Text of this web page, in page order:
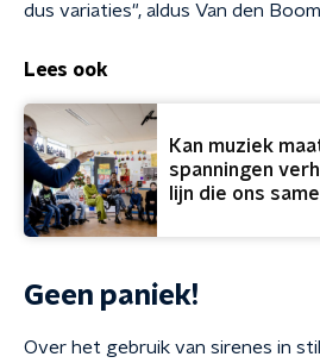
dus variaties", aldus Van den
Lees ook
Kan muziek
spanningen
lijn die ons
Geen paniek!
Over het gebruik van sirenes in